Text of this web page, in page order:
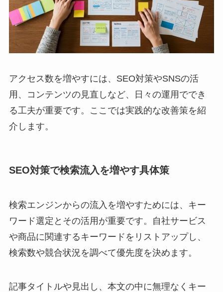
アクセス数を増やすには、SEO対策やSNSの活
用、コンテンツの見直しなど、日々の運用ででき
る工夫が重要です。ここでは実践的な改善策を紹
介します。
SEO対策で検索流入を増やす具体策
検索エンジンからの流入を増やすためには、キー
ワード選定とその活用が重要です。自社サービス
や商品に関連するキーワードをリストアップし、
検索数や競合状況を調べて優先度を決めます。
記事タイトルや見出し、本文の中に無理なくキー